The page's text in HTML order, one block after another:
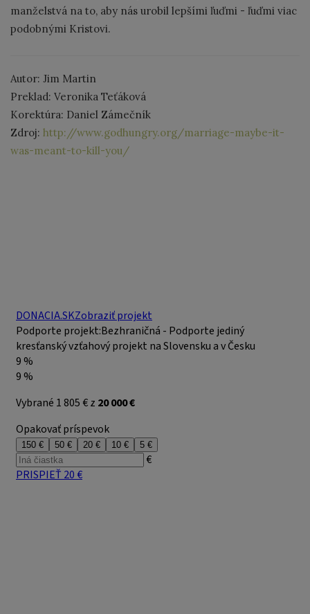
manželstvá na to, aby nás urobil lepšími ľuďmi - ľuďmi viac
podobnými Kristovi.
Autor: Jim Martin
Preklad: Veronika Teťáková
Korektúra: Daniel Zámečník
Zdroj: http://www.godhungry.org/marriage-maybe-it-
was-meant-to-kill-you/